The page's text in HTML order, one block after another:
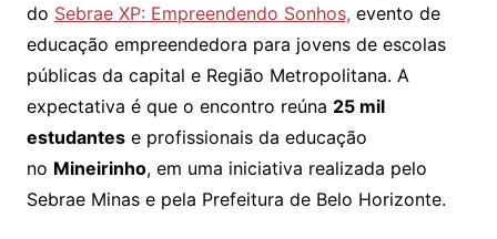
do Sebrae XP: Empreendendo Sonhos, evento de
educação empreendedora para jovens de escolas
públicas da capital e Região Metropolitana. A
expectativa é que o encontro reúna 25 mil
estudantese profissionais da educação
no Mineirinho, em uma iniciativa realizada pelo
Sebrae Minas e pela Prefeitura de Belo Horizonte.